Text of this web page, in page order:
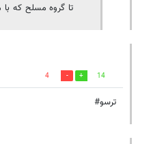
تا گروه مسلح که
14
4
ترسو#